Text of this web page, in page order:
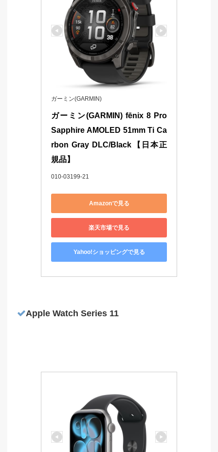
ガーミン(GARMIN)
ガーミン(GARMIN) fēnix 8 Pro
Sapphire AMOLED 51mm Ti Ca
rbon Gray DLC/Black【日本正
規品】
010-03199-21
Amazonで見る
楽天市場で見る
Yahoo!ショッピングで見る
Apple Watch Series 11